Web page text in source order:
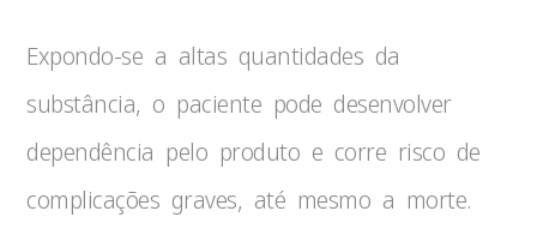
Expondo-se a altas quantidades da
substância, o paciente pode desenvolver
dependência pelo produto e corre risco de
complicações graves, até mesmo a morte.